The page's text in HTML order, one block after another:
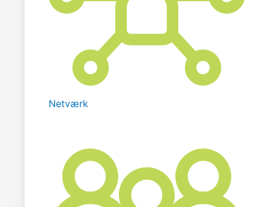
Netværk